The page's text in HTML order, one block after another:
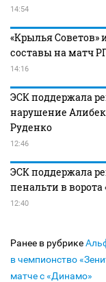
14:54
«Крылья Советов»
составы на матч
14:16
ЭСК поддержала
нарушение
Руденко
12:46
ЭСК поддержала
пенальти в ворота
12:40
Ранее в рубрике
в чемпионство
матче с «Динамо»